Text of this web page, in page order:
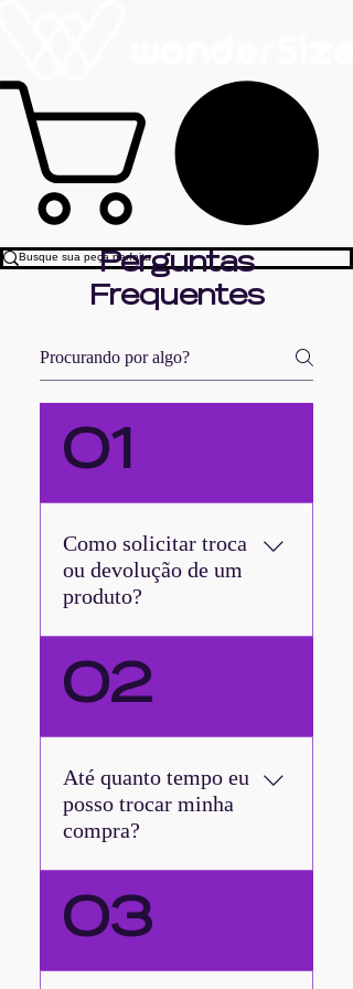
Perguntas
Frequentes
01
Como solicitar troca
ou devolução de um
produto?
Oi Wonder! Se o produto não
ficou como você esperava, não
se preocupe. Envie um e-mail
para sac@wondersize.com.br
ou devolução. Nós enviaremos
uma autorização de postagem
para facilitar o processo.
Estamos aqui para ajudar!
02
Até quanto tempo eu
posso trocar minha
compra?
Wonder, aqui na WonderSize
você tem até 30 dias pra trocar
seu produto caso não tenha
ficado do jeitinho que você
03